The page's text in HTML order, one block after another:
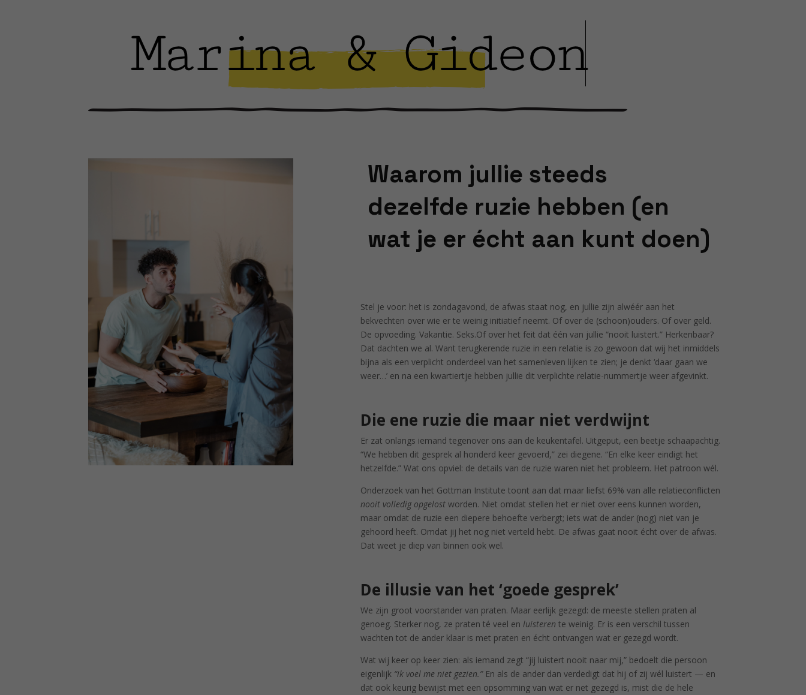
Waarom jullie steeds
dezelfde ruzie hebben (en
wat je er écht aan kunt doen)
Stel je voor: het is zondagavond, de afwas staat nog, en jullie zijn alwéér aan het
bekvechten over wie er te weinig initiatief neemt. Of over de (schoon)ouders. Of over geld.
De opvoeding. Vakantie. Seks.Of over het feit dat één van jullie “nooit luistert.” Herkenbaar?
Dat dachten we al. Want terugkerende ruzie in een relatie is zo gewoon dat wij het inmiddels
bijna als een verplicht onderdeel van het samenleven lijken te zien; je denkt ‘daar gaan we
weer…’ en na een kwartiertje hebben jullie dit verplichte relatie-nummertje weer afgevinkt.
Die ene ruzie die maar niet verdwijnt
Er zat onlangs iemand tegenover ons aan de keukentafel. Uitgeput, een beetje schaapachtig.
“We hebben dit gesprek al honderd keer gevoerd,” zei diegene. “En elke keer eindigt het
hetzelfde.” Wat ons opviel: de details van de ruzie waren niet het probleem. Het patroon wél.
Onderzoek van het Gottman Institute toont aan dat maar liefst 69% van alle relatieconflicten
nooit volledig opgelostworden. Niet omdat stellen het er niet over eens kunnen worden,
maar omdat de ruzie een diepere behoefte verbergt; iets wat de ander (nog) niet van je
gehoord heeft. Omdat jij het nog niet verteld hebt. De afwas gaat nooit écht over de afwas.
Dat weet je diep van binnen ook wel.
De illusie van het ‘goede gesprek’
We zijn groot voorstander van praten. Maar eerlijk gezegd: de meeste stellen praten al
genoeg. Sterker nog, ze praten té veel en luisteren te weinig. Er is een verschil tussen
wachten tot de ander klaar is met praten en écht ontvangen wat er gezegd wordt.
Wat wij keer op keer zien: als iemand zegt “jij luistert nooit naar mij,” bedoelt die persoon
eigenlijk “ik voel me niet gezien.”En als de ander dan verdedigt dat hij of zij wél luistert — en
dat ook keurig bewijst met een opsomming van wat er net gezegd is, mist die de hele